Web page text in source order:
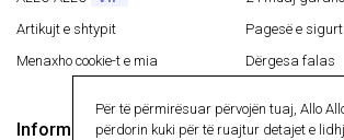
Artikujt e shtypit
Menaxho cookie-t e mia
Pagesë e sigurt
Dërgesa falas
Informacion Pagesë e
Për të përmirësuar përvojën tuaj, Allo
përdorin kuki për të ruajtur detajet e